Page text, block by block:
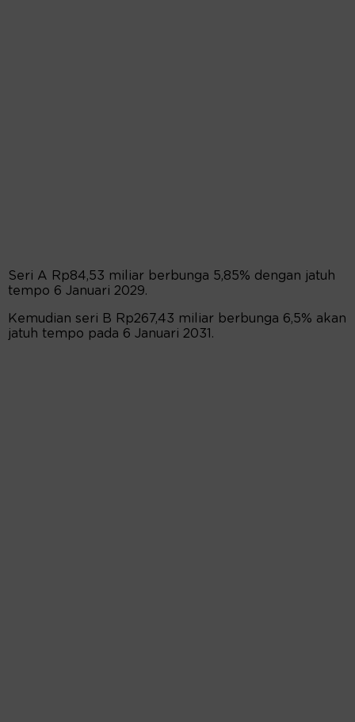
Seri A Rp84,53 miliar berbunga 5,85% dengan jatuh
tempo 6 Januari 2029.
Kemudian seri B Rp267,43 miliar berbunga 6,5% akan
jatuh tempo pada 6 Januari 2031.